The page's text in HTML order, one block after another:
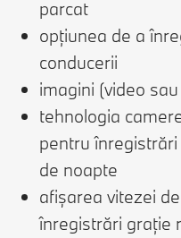
parcat
opțiunea de a
conducerii
imagini (video
tehnologia
pentru
de noapte
afișarea vitezei
înregistrări grație